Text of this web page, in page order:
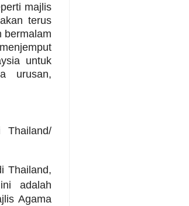
majlis
terus
bermalam
untuk
urusan,
Thailand,
adalah
Agama